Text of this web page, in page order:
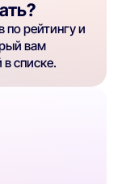
рейтингу и
вам
списке.